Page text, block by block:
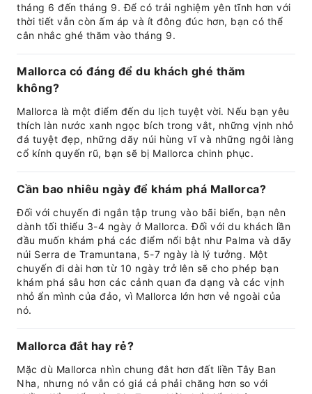
tháng 6 đến tháng 9. Để có trải nghiệm yên tĩnh hơn với
thời tiết vẫn còn ấm áp và ít đông đúc hơn, bạn có thể
cân nhắc ghé thăm vào tháng 9.
Mallorca có đáng để du khách ghé thăm
không?
Mallorca là một điểm đến du lịch tuyệt vời. Nếu bạn yêu
thích làn nước xanh ngọc bích trong vắt, những vịnh nhỏ
đá tuyệt đẹp, những dãy núi hùng vĩ và những ngôi làng
cổ kính quyến rũ, bạn sẽ bị Mallorca chinh phục.
Cần bao nhiêu ngày để khám phá Mallorca?
Đối với chuyến đi ngắn tập trung vào bãi biển, bạn nên
dành tối thiểu 3-4 ngày ở Mallorca. Đối với du khách lần
đầu muốn khám phá các điểm nổi bật như Palma và dãy
núi Serra de Tramuntana, 5-7 ngày là lý tưởng. Một
chuyến đi dài hơn từ 10 ngày trở lên sẽ cho phép bạn
khám phá sâu hơn các cảnh quan đa dạng và các vịnh
nhỏ ẩn mình của đảo, vì Mallorca lớn hơn vẻ ngoài của
nó.
Mallorca đắt hay rẻ?
Mặc dù Mallorca nhìn chung đắt hơn đất liền Tây Ban
Nha, nhưng nó vẫn có giá cả phải chăng hơn so với